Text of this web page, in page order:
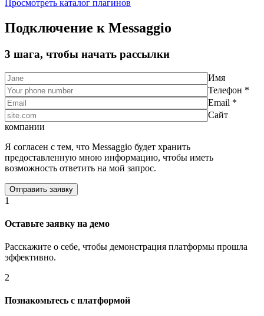
Просмотреть каталог плагинов
Подключение к Messaggio
3 шага, чтобы начать рассылки
Имя
Телефон *
Email *
Сайт
компании
Я согласен с тем, что Messaggio будет хранить
предоставленную мною информацию, чтобы иметь
возможность ответить на мой запрос.
1
Оставьте заявку на демо
Расскажите о себе, чтобы демонстрация платформы прошла
эффективно.
2
Познакомьтесь с платформой